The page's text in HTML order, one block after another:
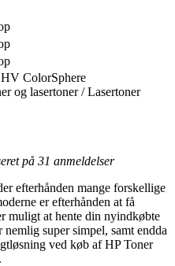
ColorSphere
og lasertoner / Lasertoner
på 31 anmeldelser
efterhånden mange forskellige
er efterhånden at få
muligt at hente din nyindkøbte
super simpel, samt endda
ved køb af HP Toner